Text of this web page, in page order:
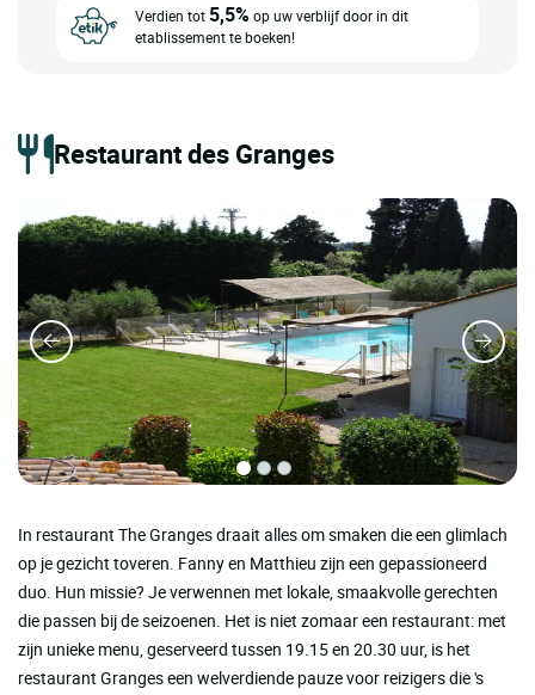
Verdien tot 5,5%op uw verblijf door in dit
etablissement te boeken!
Restaurant des Granges
In restaurant The Granges draait alles om smaken die een glimlach
op je gezicht toveren. Fanny en Matthieu zijn een gepassioneerd
duo. Hun missie? Je verwennen met lokale, smaakvolle gerechten
die passen bij de seizoenen. Het is niet zomaar een restaurant: met
zijn unieke menu, geserveerd tussen 19.15 en 20.30 uur, is het
restaurant Granges een welverdiende pauze voor reizigers die 's